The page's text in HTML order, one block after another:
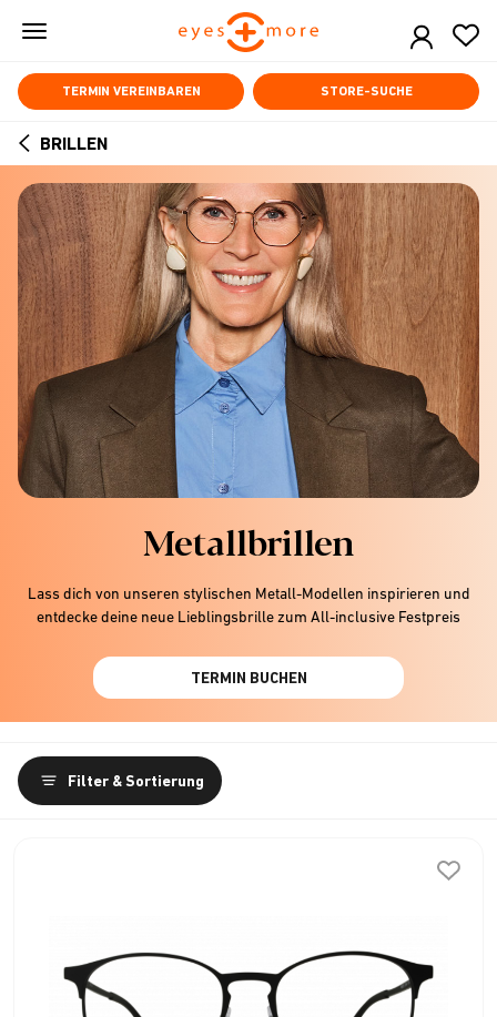
Skip
content
TERMIN VEREINBAREN STORE-SUCHE
ARROW
BACK
BRILLEN
Metallbrillen
Lass dich von unseren stylischen Metall-Modellen inspirieren und
entdecke deine neue Lieblingsbrille zum All-inclusive Festpreis
TERMIN BUCHEN
Filter & Sortierung